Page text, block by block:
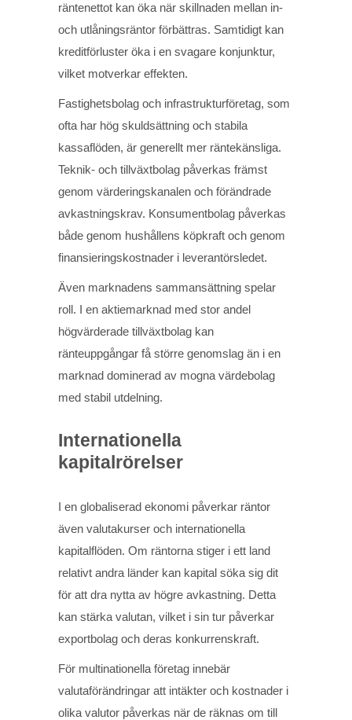
räntenettot kan öka när skillnaden mellan in-
och utlåningsräntor förbättras. Samtidigt kan
kreditförluster öka i en svagare konjunktur,
vilket motverkar effekten.
Fastighetsbolag och infrastrukturföretag, som
ofta har hög skuldsättning och stabila
kassaflöden, är generellt mer räntekänsliga.
Teknik- och tillväxtbolag påverkas främst
genom värderingskanalen och förändrade
avkastningskrav. Konsumentbolag påverkas
både genom hushållens köpkraft och genom
finansieringskostnader i leverantörsledet.
Även marknadens sammansättning spelar
roll. I en aktiemarknad med stor andel
högvärderade tillväxtbolag kan
ränteuppgångar få större genomslag än i en
marknad dominerad av mogna värdebolag
med stabil utdelning.
Internationella
kapitalrörelser
I en globaliserad ekonomi påverkar räntor
även valutakurser och internationella
kapitalflöden. Om räntorna stiger i ett land
relativt andra länder kan kapital söka sig dit
för att dra nytta av högre avkastning. Detta
kan stärka valutan, vilket i sin tur påverkar
exportbolag och deras konkurrenskraft.
För multinationella företag innebär
valutaförändringar att intäkter och kostnader i
olika valutor påverkas när de räknas om till